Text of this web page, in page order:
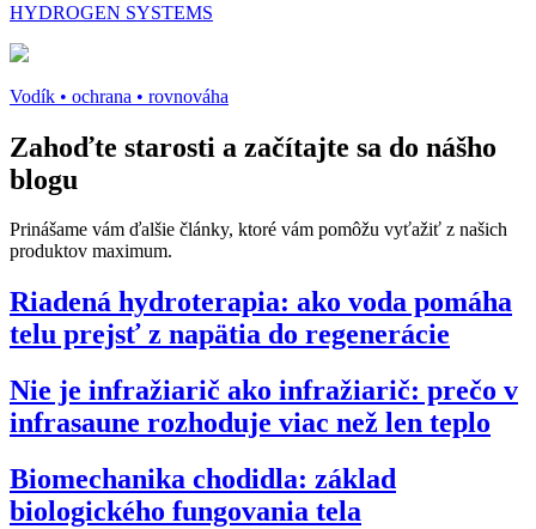
HYDROGEN SYSTEMS
Vodík • ochrana • rovnováha
Zahoďte starosti a začítajte sa do nášho
blogu
Prinášame vám ďalšie články, ktoré vám pomôžu vyťažiť z našich
produktov maximum.
Riadená hydroterapia: ako voda pomáha
telu prejsť z napätia do regenerácie
Nie je infražiarič ako infražiarič: prečo v
infrasaune rozhoduje viac než len teplo
Biomechanika chodidla: základ
biologického fungovania tela